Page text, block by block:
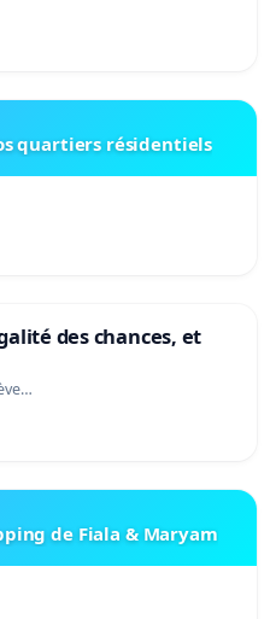
quartiers résidentiels
des chances, et
de Fiala & Maryam